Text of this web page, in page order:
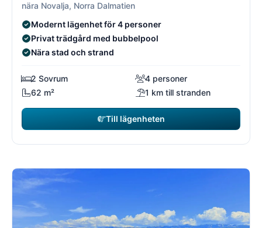
nära Novalja, Norra Dalmatien
Modernt lägenhet för 4 personer
Privat trädgård med bubbelpool
Nära stad och strand
2 Sovrum
4 personer
62 m²
1 km till stranden
Till lägenheten